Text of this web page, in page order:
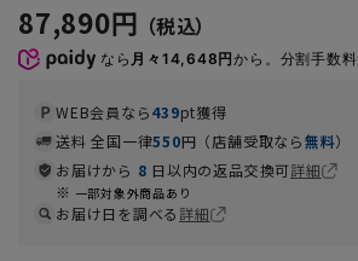
87,890円
なら 月々14,648円から。分割手数
WEB会員なら439pt獲得
送料 全国一律550円（店舗受取なら無料）
お届けから 8 日以内の返品交換可詳細
一部対象外商品あり
お届け日を調べる詳細